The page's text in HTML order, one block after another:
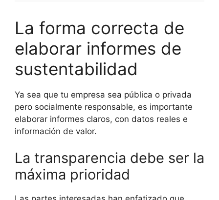
La forma correcta de
elaborar informes de
sustentabilidad
Ya sea que tu empresa sea pública o privada
pero socialmente responsable, es importante
elaborar informes claros, con datos reales e
información de valor.
La transparencia debe ser la
máxima prioridad